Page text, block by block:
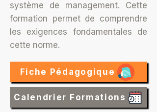
système de management. Cette
formation permet de comprendre
les exigences fondamentales de
cette norme.
Fiche Pédagogique
Calendrier Formations